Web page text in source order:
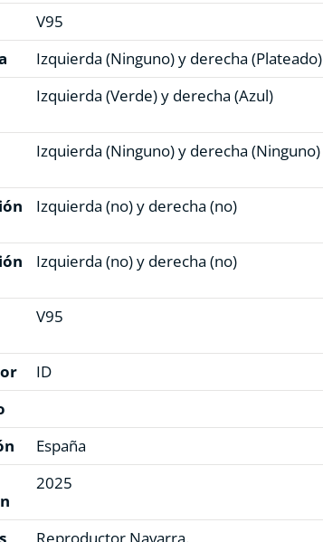
V95
Izquierda (Ninguno)y derecha (Plateado)
Izquierda (Verde)y derecha (Azul)
Izquierda (Ninguno)y derecha (Ninguno)
Izquierda (no)y derecha (no)
Izquierda (no)y derecha (no)
V95
ID
España
2025